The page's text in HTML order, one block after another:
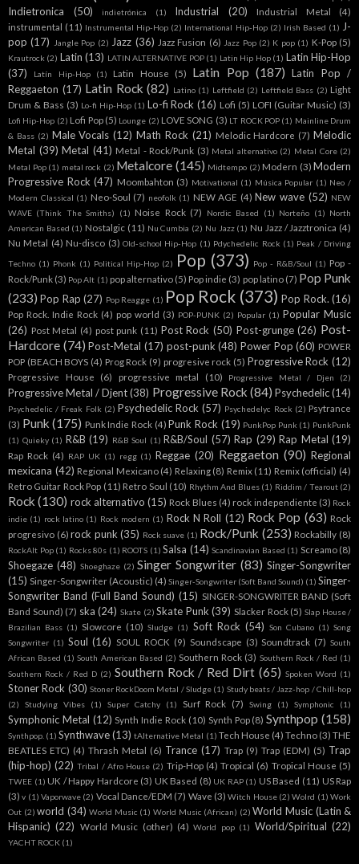
Indietronica (50) indietrónica (1) Industrial (20) Industrial Metal
(4)
instrumental (11) Instrumental Hip-Hop (2) International Hip-Hop (2) Irish Based (1) J-
pop (17) Jangle Pop (2) Jazz (36) Jazz Fusion (6) Jazz Pop (2) K pop (1) K-Pop (5)
Krautrock (2) Latin (13) LATIN ALTERNATIVE POP (1) Latin Hip Hop (1) Latin Hip-Hop
(37)
Latín Hip-Hop (1) Latin House (5) Latin Pop (187) Latin Pop /
Reggaeton (17) Latin Rock (82) Latino (1) Leftfield (2) Leftfield Bass (2) Light
Drum & Bass (3) Lo-fi Hip-Hop (1) Lo-fi Rock (16) Lofi (5) LOFI (Guitar Music) (3)
Lofi Hip-Hop (2) Lofi Pop (5) Lounge (2) LOVE SONG (3) LT ROCK POP (1) Mainline Drum
& Bass (2) Male Vocals (12) Math Rock (21) Melodic Hardcore (7) Melodic
Metal (39) Metal (41) Metal - Rock/Punk (3) Metal alternativo (2) Metal Core (2)
Metal Pop (1) metal rock (2) Metalcore (145) Midtempo (2) Modern (3) Modern
Progressive Rock (47) Moombahton (3) Motivational (1) Música Popular (1) Neo /
Modern Classical (1) Neo-Soul (7) neofolk (1) NEW AGE (4) New wave (52) NEW
WAVE (Think The Smiths)
(1) Noise Rock (7) Nordic Based (1) Norteño (1) North
American Based (1) Nostalgic (11) Nu Cumbia (2) Nu Jazz (1) Nu Jazz / Jazztronica (4)
Nu Metal (4) Nu-disco (3) Old-school Hip-Hop (1) Pdychedelic Rock (1) Peak / Driving
Techno (1) Phonk (1) Political Hip-Hop (2) Pop (373) Pop - R&B/Soul (1) Pop -
Rock/Punk (3) Pop Alt (1) pop alternativo (5) Pop indie (3) pop latino (7) Pop Punk
(233) Pop Rap (27) Pop Reagge (1) Pop Rock (373) Pop Rock. (16)
Pop Rock. Indie Rock (4) pop world (3) POP-PUNK (2) Popular (1) Popular Music
(26) Post Metal (4) post punk (11) Post Rock (50) Post-grunge (26) Post-
Hardcore (74) Post-Metal (17) post-punk (48) Power Pop (60) POWER
POP (BEACH BOYS (4) Prog Rock (9) progresive rock (5) Progressive Rock (12)
Progressive House (6) progressive metal (10) Progressive Metal / Djen (2)
Progressive Metal / Djent (38) Progressive Rock (84) Psychedelic(14)
Psychedelic / Freak Folk (2) Psychedelic Rock (57) Psychedelyc Rock (2) Psytrance
(3) Punk (175) Punk Indie Rock (4) Punk Rock (19) PunkPop Punk (1) PunkPunk
(1) Quieky (1) R&B (19) R&B Soul (1) R&B/Soul (57) Rap (29) Rap Metal (19)
Rap Rock (4) RAP UK (1) regg (1) Reggae (20) Reggaeton (90) Regional
mexicana (42) Regional Mexicano (4) Relaxing (8) Remix (11) Remix (official) (4)
Retro Guitar Rock Pop (11) Retro Soul (10) Rhythm And Blues (1) Riddim / Tearout (2)
Rock (130) rock alternativo (15) Rock Blues (4) rock independiente (3) Rock
indie (1) rock latino (1) Rock modern (1) Rock N Roll (12) Rock Pop (63) Rock
progresivo (6) rock punk (35) Rock suave (1) Rock/Punk (253) Rockabilly (8)
RockAlt Pop (1) Rocks 80s (1) ROOTS (1) Salsa (14) Scandinavian Based (1) Screamo (8)
Shoegaze (48) Shoeghaze (2) Singer Songwriter (83) Singer-Songwriter
(15) Singer-Songwriter (Acoustic) (4) Singer-Songwriter (Soft Band Sound) (1) Singer-
Songwriter Band (Full Band Sound) (15) SINGER-SONGWRITER BAND (Soft
Band Sound) (7) ska (24) Skate (2) Skate Punk (39) Slacker Rock (5) Slap House /
Brazilian Bass (1) Slowcore (10) Sludge (1) Soft Rock (54) Son Cubano (1) Song
Songwriter (1) Soul (16) SOUL ROCK (9) Soundscape (3) Soundtrack (7) South
African Based (1) South American Based (2) Southern Rock (3) Southern Rock / Red (1)
Southern Rock / Red D (2) Southern Rock / Red Dirt (65) Spoken Word (1)
Stoner Rock (30) Stoner RockDoom Metal / Sludge (1) Study beats / Jazz-hop / Chill-hop
(2)
Studying Vibes (1) Super Catchy (1) Surf Rock (7) Swing (1) Symphonic (1)
Symphonic Metal (12) Synth Indie Rock (10) Synth Pop (8) Synthpop (158)
Synthpop. (1) Synthwave (13) tAlternative Metal (1) Tech House (4) Techno (3) THE
BEATLES ETC) (4) Thrash Metal (6) Trance (17) Trap (9) Trap (EDM) (5) Trap
(hip-hop) (22) Tribal / Afro House (2) Trip-Hop (4) Tropical (6) Tropical House (5)
TWEE (1) UK / Happy Hardcore (3) UK Based (8) UK RAP (1) US Based (11) US Rap
(3) v (1) Vaporwave (2) Vocal Dance/EDM (7) Wave (3) Witch House (2) Wolrd (1) Work
Out (2) world (34) World Music (1) World Music (African) (2) World Music (Latin &
Hispanic) (22) World Music (other) (4) World pop (1) World/Spiritual (22)
YACHT ROCK (1)